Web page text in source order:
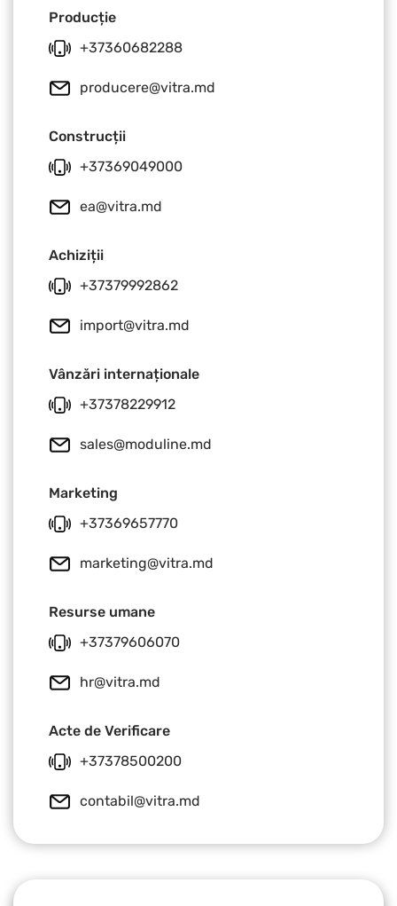
Producție
+37360682288
producere@vitra.md
Construcții
+37369049000
ea@vitra.md
Achiziții
+37379992862
import@vitra.md
Vânzări internaționale
+37378229912
sales@moduline.md
Marketing
+37369657770
marketing@vitra.md
Resurse umane
+37379606070
hr@vitra.md
Acte de Verificare
+37378500200
contabil@vitra.md